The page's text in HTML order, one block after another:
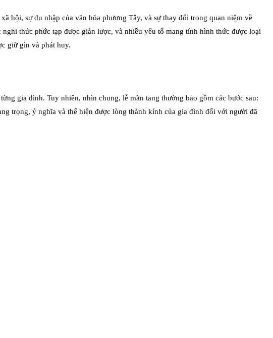
hội, sự du nhập của văn hóa phương Tây, và sự thay đổi trong quan niệm về
thức phức tạp được giản lược, và nhiều yếu tố mang tính hình thức được loại
giữ gìn và phát huy.
gia đình. Tuy nhiên, nhìn chung, lễ mãn tang thường bao gồm các bước sau:
trọng, ý nghĩa và thể hiện được lòng thành kính của gia đình đối với người đã